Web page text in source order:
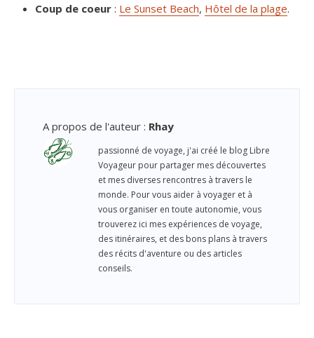
Coup de coeur : Le Sunset Beach, Hôtel de la plage.
A propos de l'auteur : Rhay
passionné de voyage, j'ai créé le blog Libre
Voyageur pour partager mes découvertes
et mes diverses rencontres à travers le
monde. Pour vous aider à voyager et à
vous organiser en toute autonomie, vous
trouverez ici mes expériences de voyage,
des itinéraires, et des bons plans à travers
des récits d'aventure ou des articles
conseils.